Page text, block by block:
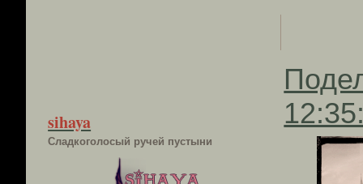
sihaya
Сладкоголосый ручей пустыни